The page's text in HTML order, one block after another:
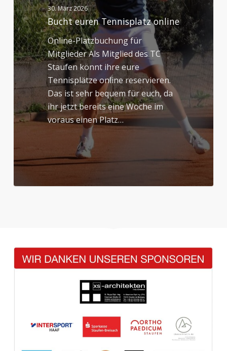
30. März 2026
Bucht euren Tennisplatz online
Online-Platzbuchung für
Mitglieder Als Mitglied des TC
Staufen könnt ihre eure
Tennisplätze online reservieren.
Das ist sehr bequem für euch, da
ihr jetzt bereits eine Woche im
voraus einen Platz…